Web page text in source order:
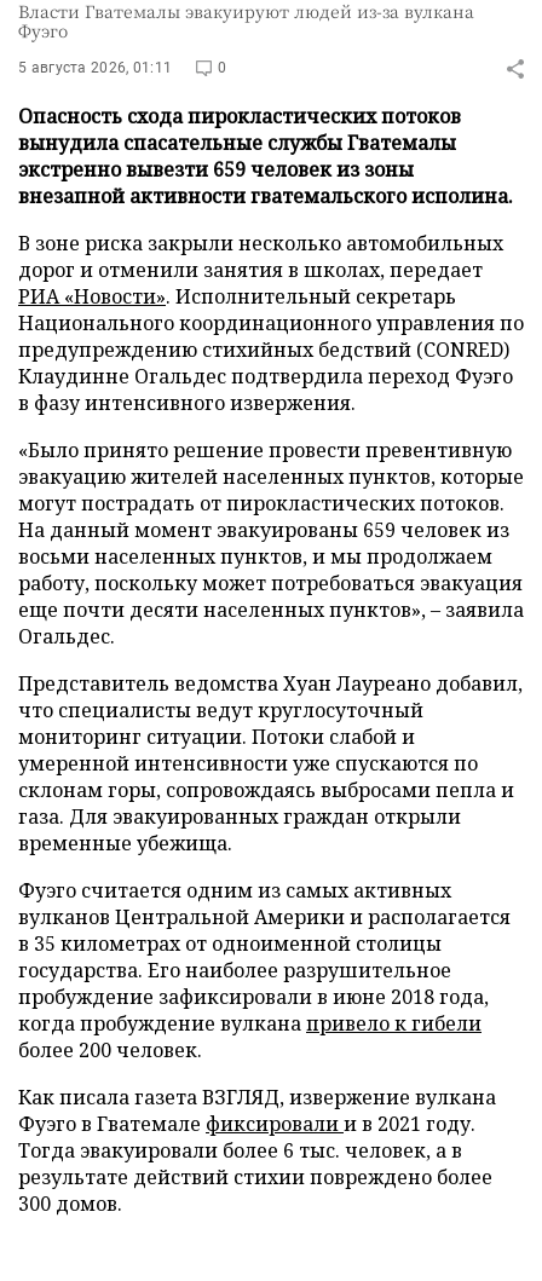
Власти Гватемалы эвакуируют людей из-за вулкана
Фуэго
5 августа 2026, 01:11 0
Опасность схода пирокластических потоков
вынудила спасательные службы Гватемалы
экстренно вывезти 659 человек из зоны
внезапной активности гватемальского исполина.
В зоне риска закрыли несколько автомобильных
дорог и отменили занятия в школах, передает
РИА «Новости». Исполнительный секретарь
Национального координационного управления по
предупреждению стихийных бедствий (CONRED)
Клаудинне Огальдес подтвердила переход Фуэго
в фазу интенсивного извержения.
«Было принято решение провести превентивную
эвакуацию жителей населенных пунктов, которые
могут пострадать от пирокластических потоков.
На данный момент эвакуированы 659 человек из
восьми населенных пунктов, и мы продолжаем
работу, поскольку может потребоваться эвакуация
еще почти десяти населенных пунктов», – заявила
Огальдес.
Представитель ведомства Хуан Лауреано добавил,
что специалисты ведут круглосуточный
мониторинг ситуации. Потоки слабой и
умеренной интенсивности уже спускаются по
склонам горы, сопровождаясь выбросами пепла и
газа. Для эвакуированных граждан открыли
временные убежища.
Фуэго считается одним из самых активных
вулканов Центральной Америки и располагается
в 35 километрах от одноименной столицы
государства. Его наиболее разрушительное
пробуждение зафиксировали в июне 2018 года,
когда пробуждение вулканапривело к гибели
более 200 человек.
Как писала газета ВЗГЛЯД, извержение вулкана
Фуэго в Гватемале фиксировалии в 2021 году.
Тогда эвакуировали более 6 тыс. человек, а в
результате действий стихии повреждено более
300 домов.